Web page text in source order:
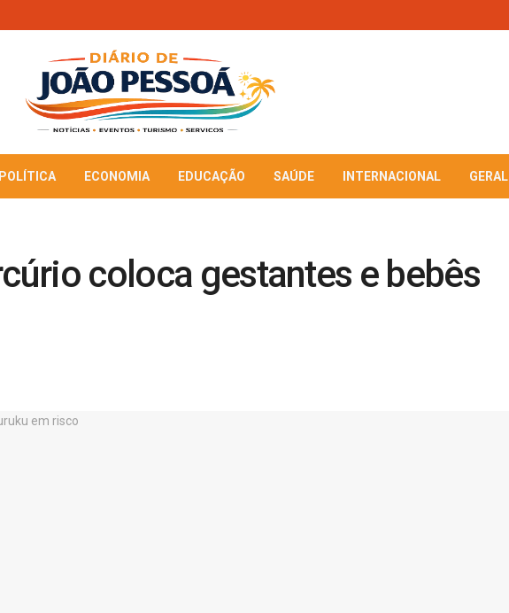
POLÍTICA ECONOMIA EDUCAÇÃO SAÚDE INTERNACIONAL GERAL
coloca gestantes e bebês